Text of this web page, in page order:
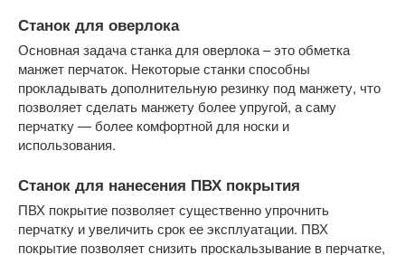
Станок для оверлока
Основная задача станка для оверлока – это обметка
манжет перчаток. Некоторые станки способны
прокладывать дополнительную резинку под манжету, что
позволяет сделать манжету более упругой, а саму
перчатку — более комфортной для носки и
использования.
Станок для нанесения ПВХ покрытия
ПВХ покрытие позволяет существенно упрочнить
перчатку и увеличить срок ее эксплуатации. ПВХ
покрытие позволяет снизить проскальзывание в перчатке,